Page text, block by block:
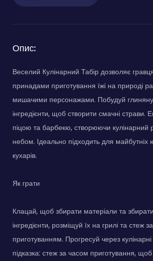
Опис:
Веселий Кулінарний Табір дозволяє
принадами приготування їжі на природі
мишачими персонажами. Побудуй глиняну
інгредієнти, щоб створити смачні страви.
піцою та барбекю, створюючи кулінарний
небом. Ідеально підходить для
кухарів.
Як грати
Клацай, щоб збирати матеріали та
інгредієнти, розміщуй їх на грилі та стеж
приготуванням. Прогресуй через
підказка: стеж за часом приготування,